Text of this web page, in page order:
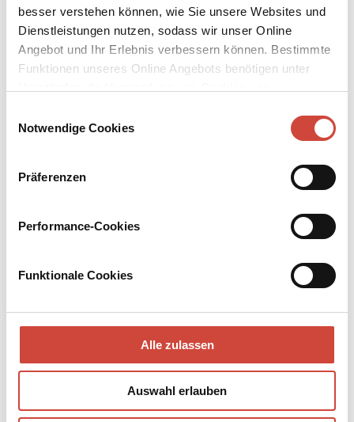
besser verstehen können, wie Sie unsere Websites und
Dienstleistungen nutzen, sodass wir unser Online
Angebot und Ihr Erlebnis verbessern können. Bestimmte
Funktionen unseres Online Angebots benötigen unter
Notwendige Cookies
Präferenzen
Performance-Cookies
Funktionale Cookies
Alle zulassen
Auswahl erlauben
Download Bilddatei ↘
Wir holen alles nach
Job und Kind unter einem Hut – die alleinerziehende Sina jongliert
damit seit Jahren. Seit kurzem wird sie von ihrem neuen Partner
sich für Nachhaltigkeit einsetzt und das hat, was sich Sinas Sohn
Elvis so wünscht: Zeit, Geduld – und einen Hund. Doch dann
Gerüchten um die kleine Patchworkfamilie.
* unverb. Preisempfehlung
Leseprobe
Drucken